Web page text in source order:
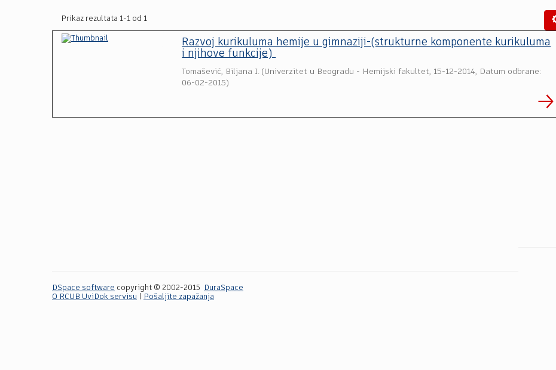
Prikaz rezultata 1-1 od 1
Razvoj kurikuluma hemije u gimnaziji-(strukturne komponente kurikuluma
i njihove funkcije)
Tomašević, Biljana I. (Univerzitet u Beogradu - Hemijski fakultet, 15-12-2014, Datum odbrane:
06-02-2015)
DSpace software copyright © 2002-2015
DuraSpace
O RCUB UviDok servisu
Pošaljite zapažanja